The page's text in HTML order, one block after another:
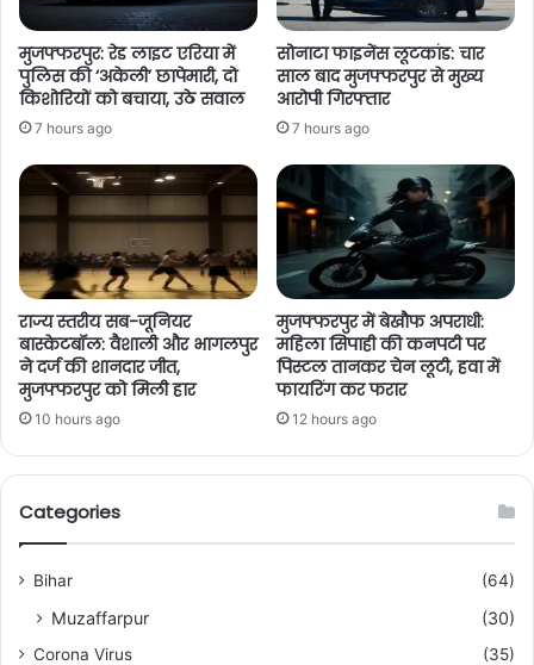
मुजफ्फरपुर: रेड लाइट एरिया में
पुलिस की ‘अकेली’ छापेमारी, दो
किशोरियों को बचाया, उठे सवाल
7 hours ago
सोनाटा फाइनेंस लूटकांड: चार
साल बाद मुजफ्फरपुर से मुख्य
आरोपी गिरफ्तार
7 hours ago
राज्य स्तरीय सब-जूनियर
बास्केटबॉल: वैशाली और भागलपुर
ने दर्ज की शानदार जीत,
मुजफ्फरपुर को मिली हार
10 hours ago
मुजफ्फरपुर में बेखौफ अपराधी:
महिला सिपाही की कनपटी पर
पिस्टल तानकर चेन लूटी, हवा में
फायरिंग कर फरार
12 hours ago
Categories
Bihar (64)
Muzaffarpur (30)
Corona Virus
(35)